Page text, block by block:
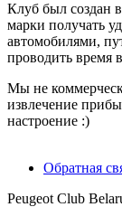
Клуб был создан
марки получать
автомобилями,
проводить время
Мы не
извлечение
настроение :)
Обратная
Peugeot Club